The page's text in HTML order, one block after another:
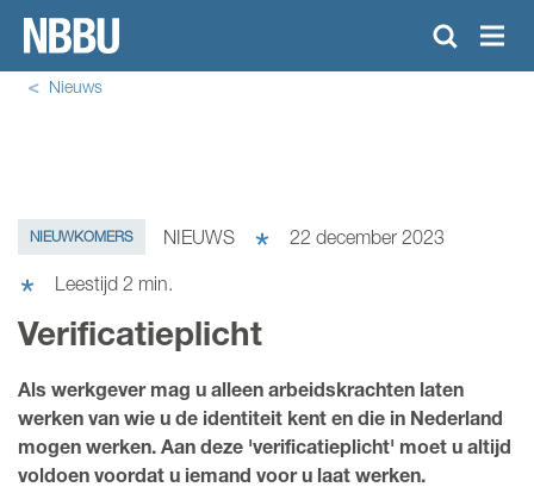
NIEUWS
OVER NBBU
ONZE LEDEN
DOWNLOAD CAO
ZOEKEN
Nieuws
NIEUWKOMERS NIEUWS 22 december 2023
Leestijd 2 min.
Verificatieplicht
Als werkgever mag u alleen arbeidskrachten laten
werken van wie u de identiteit kent en die in Nederland
mogen werken. Aan deze 'verificatieplicht' moet u altijd
voldoen voordat u iemand voor u laat werken.